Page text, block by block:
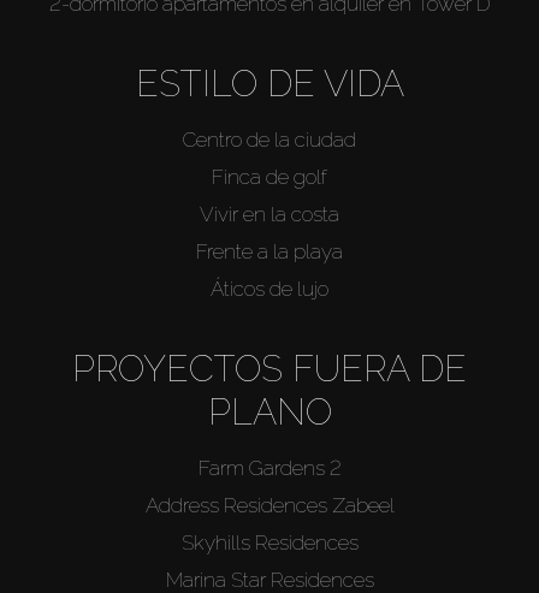
ESTILO DE VIDA
Centro de la ciudad
Finca de golf
Vivir en la costa
Frente a la playa
Áticos de lujo
PROYECTOS FUERA DE
PLANO
Farm Gardens 2
Address Residences Zabeel
Skyhills Residences
Marina Star Residences